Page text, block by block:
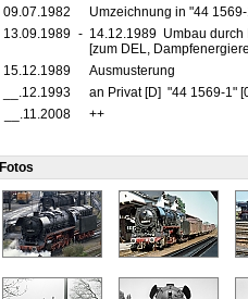
09.07.1982
Umzeichnung in "44
13.09.1989 - 14.12.1989 Umbau durch
[zum DEL,
15.12.1989
Ausmusterung
__.12.1993
an Privat [D] "44 1569-1"
__.11.2008
++
Fotos